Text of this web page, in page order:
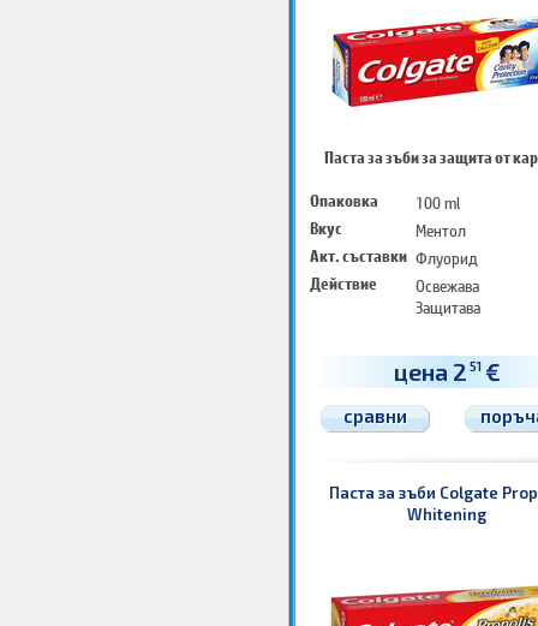
Паста за зъби за защита от
Опаковка
100 ml
Вкус
Ментол
Акт. съставки Флуорид
Действие
Освежава
Защитава
цена 2 51 €
сравни
Паста за зъби Colgate
Whitening